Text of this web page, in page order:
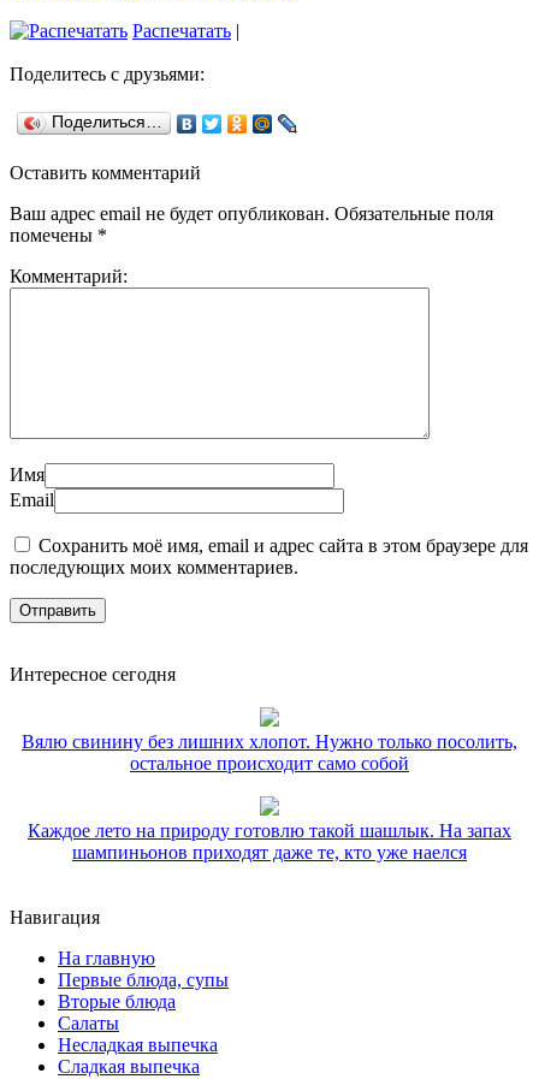
Распечатать |
Поделитесь с друзьями:
Поделиться…
Оставить комментарий
Ваш адрес email не будет опубликован. Обязательные поля
помечены *
Комментарий:
Имя
Email
Сохранить моё имя, email и адрес сайта в этом браузере для
последующих моих комментариев.
Интересное сегодня
Вялю свинину без лишних хлопот. Нужно только посолить,
остальное происходит само собой
Каждое лето на природу готовлю такой шашлык. На запах
шампиньонов приходят даже те, кто уже наелся
Навигация
На главную
Первые блюда, супы
Вторые блюда
Салаты
Несладкая выпечка
Сладкая выпечка